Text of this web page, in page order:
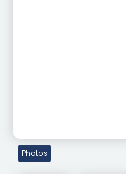
Photos